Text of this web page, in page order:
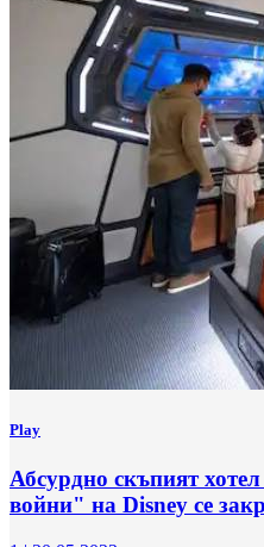
Play
Абсурдно скъпият
войни" на Disney се